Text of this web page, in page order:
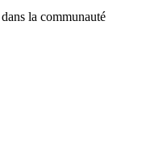
la communauté